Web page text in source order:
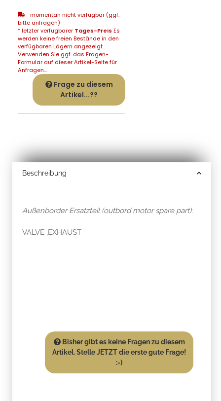
momentan nicht verfügbar (ggf.
bitte anfragen)
* letzter verfügbarer Tages-Preis Es
werden keine freien Bestände in den
verfügbaren Lägern angezeigt.
Verwenden Sie ggf. das Fragen-
Formular auf dieser Artikel-Seite für
Anfragen...
Frage zu diesem
Artikel...??
Beschreibung
Außenborder Ersatzteil (outbord motor spare part):
VALVE ,EXHAUST
Bisher gibt es keine Fragen zu diesem
Artikel. Stelle JETZT die erste gute Frage!
:-)